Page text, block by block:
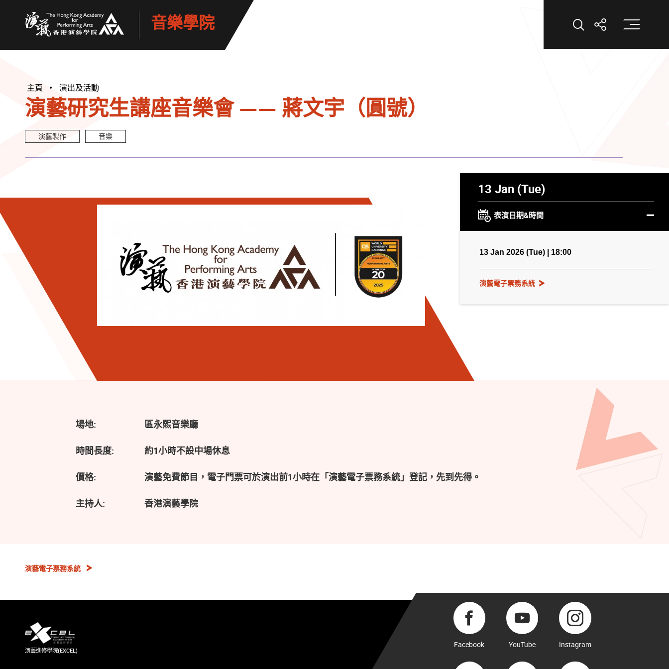
音樂學院 打開搜索打開分享打
主頁 演出及活動
演藝研究生講座音樂會 —— 蔣文宇（圓號）
演藝製作 音樂
13 Jan (Tue)
表演日期&時間
13 Jan 2026 (Tue) | 18:00
演藝電子票務系統
場地: 區永熙音樂廳
時間長度: 約1小時不設中場休息
價格: 演藝免費節目，電子門票可於演出前1小時在「演藝電子票務系統」登記，先到先得。
主持人: 香港演藝學院
演藝電子票務系統
演藝進修學院(EXCEL)
Facebook YouTube Instagram